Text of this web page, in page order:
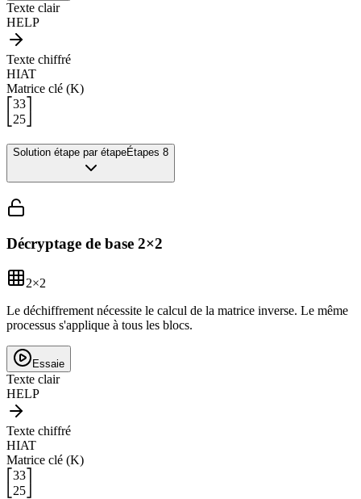
Texte clair
HELP
Texte chiffré
HIAT
Matrice clé (K)
33
25
Solution étape par étapeÉtapes 8
Décryptage de base 2×2
2×2
Le déchiffrement nécessite le calcul de la matrice inverse. Le même
processus s'applique à tous les blocs.
Essaie
Texte clair
HELP
Texte chiffré
HIAT
Matrice clé (K)
33
25